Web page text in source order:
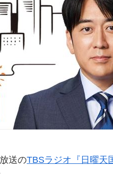
送のTBSラジオ『日曜天